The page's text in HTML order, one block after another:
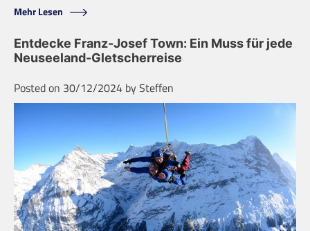
Mehr Lesen
Entdecke Franz-Josef Town: Ein Muss für jede
Neuseeland-Gletscherreise
Posted on 30/12/2024 bySteffen